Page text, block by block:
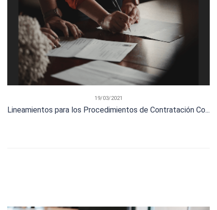
19/03/2021
Lineamientos para los Procedimientos de Contratación Co...